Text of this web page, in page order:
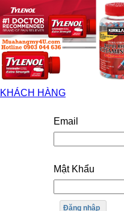
KHÁCH HÀNG
Email
Mật Khẩu
Đăng nhập